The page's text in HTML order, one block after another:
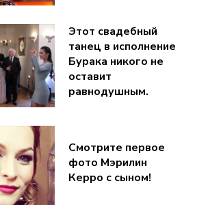
Этот свадебный
танец в исполнение
Бурака никого не
оставит
равнодушным.
Смотрите первое
фото Мэрилин
Керро с сыном!